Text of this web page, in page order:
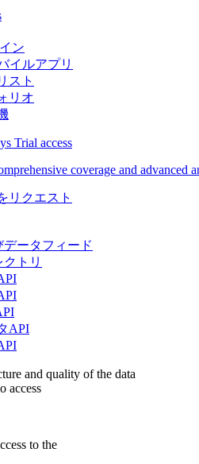
ン
イルアプリ
スト
リオ
Trial access
coverage and advanced
リクエスト
データフィード
トリ
API
and quality of the data
access
to the